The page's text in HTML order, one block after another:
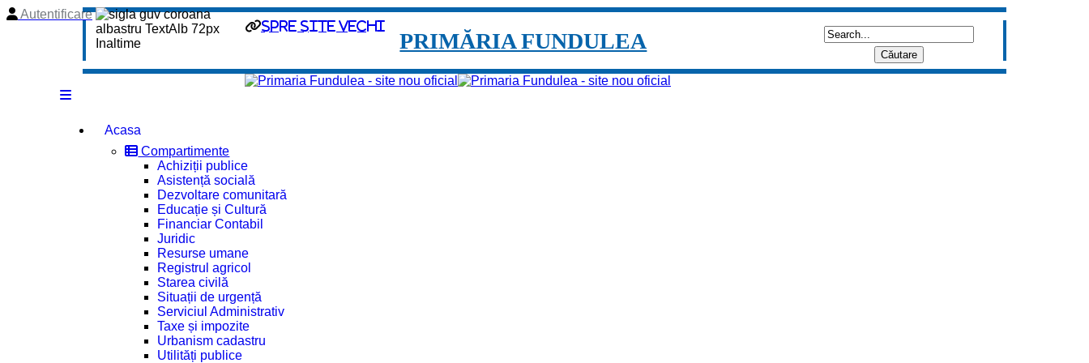
spre site vechi
Autentificare
PRIMĂRIA FUNDULEA
Acasa
Compartimente
Achiziții publice
Asistență socială
Dezvoltare comunitară
Educație și Cultură
Financiar Contabil
Juridic
Resurse umane
Registrul agricol
Starea civilă
Situații de urgență
Serviciul Administrativ
Taxe și impozite
Urbanism cadastru
Utilități publice